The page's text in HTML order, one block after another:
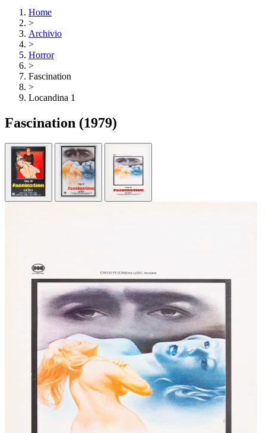
Home
>
Archivio
>
Horror
>
Fascination
>
Locandina 1
Fascination (1979)